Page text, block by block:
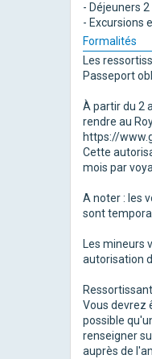
- Déjeuners
- Excursions
Formalités
Les
Passeport
À partir du 2
rendre au
https://
Cette
mois par
A noter : les
sont
Les mineurs
autorisation
Vous devrez
possible
renseigner
auprès de